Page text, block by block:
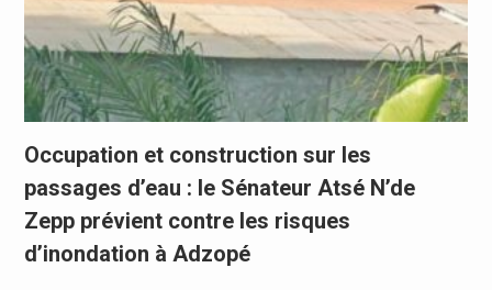
Occupation et construction sur les
passages d’eau : le Sénateur Atsé N’de
Zepp prévient contre les risques
d’inondation à Adzopé